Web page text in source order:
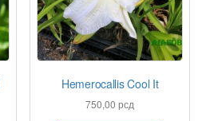
Hemerocallis Cool It
750,00рсд